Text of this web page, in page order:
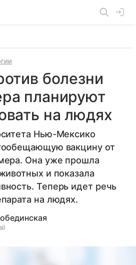
болезни
планируют
на людях
Нью-Мексико
вакцину от
Она уже прошла
и показала
Теперь идет речь
на людях.